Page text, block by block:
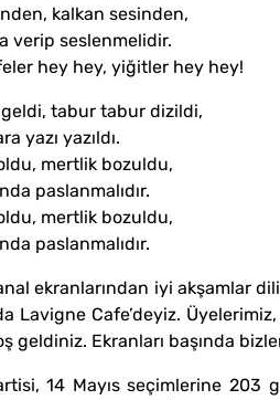
kalkan sesinden,
verip seslenmelidir.
hey hey, yiğitler hey hey!
tabur tabur dizildi,
yazı yazıldı.
mertlik bozuldu,
paslanmalıdır.
mertlik bozuldu,
paslanmalıdır.
ekranlarından iyi akşamlar
Lavigne Cafe’deyiz.
geldiniz. Ekranları başında
14 Mayıs seçimlerine 203